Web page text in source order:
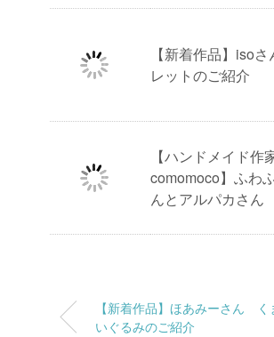
【新着作品】iso
レットのご紹介
【ハンドメイド作
comomoco】ふわ
んとアルパカさん
【新着作品】ほあみーさん く
いぐるみのご紹介